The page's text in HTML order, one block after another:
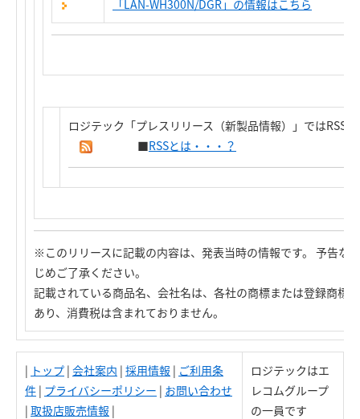
「LAN-WH300N/DGR」の情報はこちら
ロジテック「プレスリリース（新製品情報）」ではRSS
■RSSとは・・・？
※このリリースに記載の内容は、発表当時の情報です。 予告な
じめご了承ください。
記載されている商品名、会社名は、各社の商標または登録商標
あり、消費税は含まれておりません。
| トップ | 会社案内 | 採用情報 | ご利用条
件 | プライバシーポリシー | お問い合わせ
| 取扱店販売情報 |
ロジテックはエ
レコムグループ
の一員です